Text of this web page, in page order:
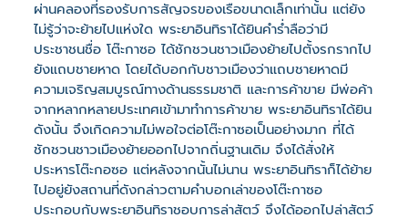
ผ่านคลองที่รองรับการสัญจรของเรือขนาดเล็กเท่านั้น แต่ยัง
ไม่รู้ว่าจะย้ายไปแห่งใด พระยาอินทิราได้ยินคำร่ำลือว่ามี
ประชาชนชื่อ โต๊ะกาซอ ได้ชักชวนชาวเมืองย้ายไปตั้งรกรากไป
ยังแถบชายหาด โดยได้บอกกับชาวเมืองว่าแถบชายหาดมี
ความเจริญสมบูรณ์ทางด้านธรรมชาติ และการค้าขาย มีพ่อค้า
จากหลากหลายประเทศเข้ามาทำการค้าขาย พระยาอินทิราได้ยิน
ดังนั้น จึงเกิดความไม่พอใจต่อโต๊ะกาซอเป็นอย่างมาก ที่ได้
ชักชวนชาวเมืองย้ายออกไปจากถิ่นฐานเดิม จึงได้สั่งให้
ประหารโต๊ะกอซอ แต่หลังจากนั้นไม่นาน พระยาอินทิราก็ได้ย้าย
ไปอยู่ยังสถานที่ดังกล่าวตามคำบอกเล่าของโต๊ะกาซอ
ประกอบกับพระยาอินทิราชอบการล่าสัตว์ จึงได้ออกไปล่าสัตว์